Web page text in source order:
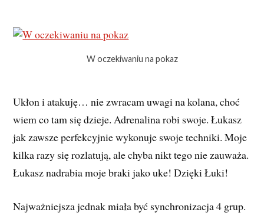
W oczekiwaniu na pokaz
Ukłon i atakuję… nie zwracam uwagi na kolana, choć
wiem co tam się dzieje. Adrenalina robi swoje. Łukasz
jak zawsze perfekcyjnie wykonuje swoje techniki. Moje
kilka razy się rozlatują, ale chyba nikt tego nie zauważa.
Łukasz nadrabia moje braki jako uke! Dzięki Łuki!
Najważniejsza jednak miała być synchronizacja 4 grup.